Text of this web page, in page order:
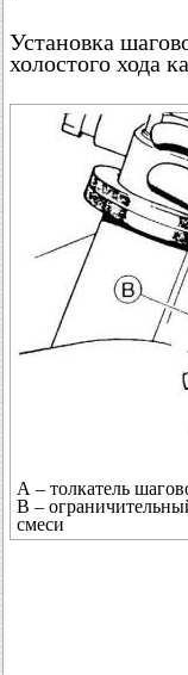
Установка
холостого хода
А – толкатель
В –
смеси